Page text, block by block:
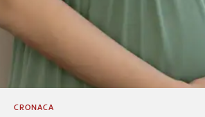
CRONACA